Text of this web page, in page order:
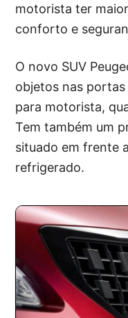
motorista ter
conforto e
O novo SUV
objetos nas
para motorista,
Tem também um
situado em frente
refrigerado.